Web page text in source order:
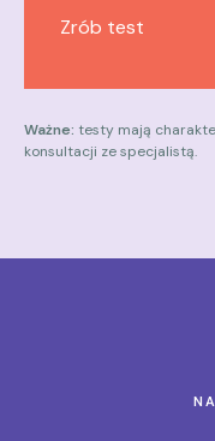
Zrób test
Ważne: testy mają
konsultacji ze specjalistą.